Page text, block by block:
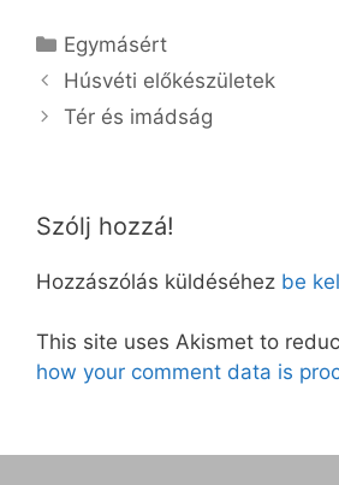
Kategória
Egymásért
Húsvéti előkészületek
Tér és imádság
Szólj hozzá!
Hozzászólás küldéséhez be
This site uses Akismet to
how your comment data is